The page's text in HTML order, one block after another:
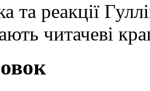
та реакції
читачеві